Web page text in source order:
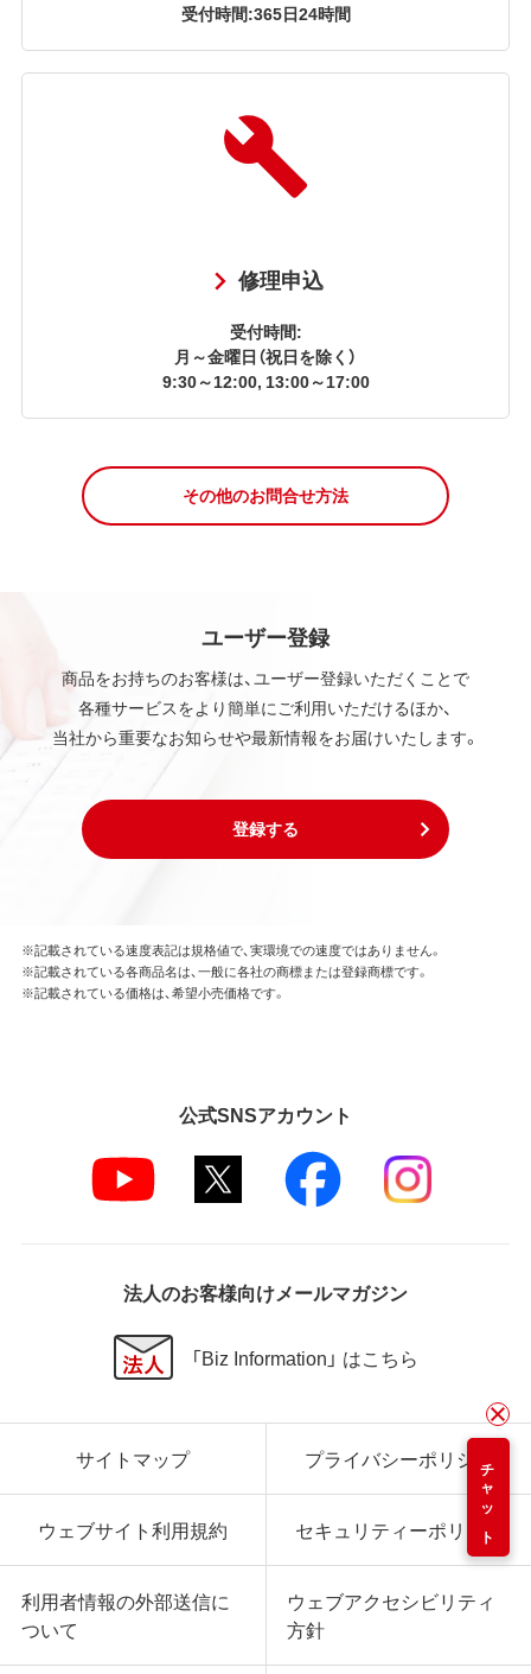
受付時間:365日24時間
修理申込
受付時間:
月～金曜日（祝日を除く）
9:30～12:00, 13:00～17:00
その他のお問合せ方法
ユーザー登録
商品をお持ちのお客様は、ユーザー登録いただくことで
各種サービスをより簡単にご利用いただけるほか、
当社から重要なお知らせや最新情報をお届けいたします。
登録する
チャット
※記載されている速度表記は規格値で、実環境での速度ではありません。
※記載されている各商品名は、一般に各社の商標または登録商標です。
※記載されている価格は、希望小売価格です。
公式SNSアカウント
法人のお客様向けメールマガジン
「Biz Information」 はこちら
サイトマップ プライバシーポリシー
ウェブサイト利用規約 セキュリティーポリシー
利用者情報の外部送信に
ついて
ウェブアクセシビリティ
方針